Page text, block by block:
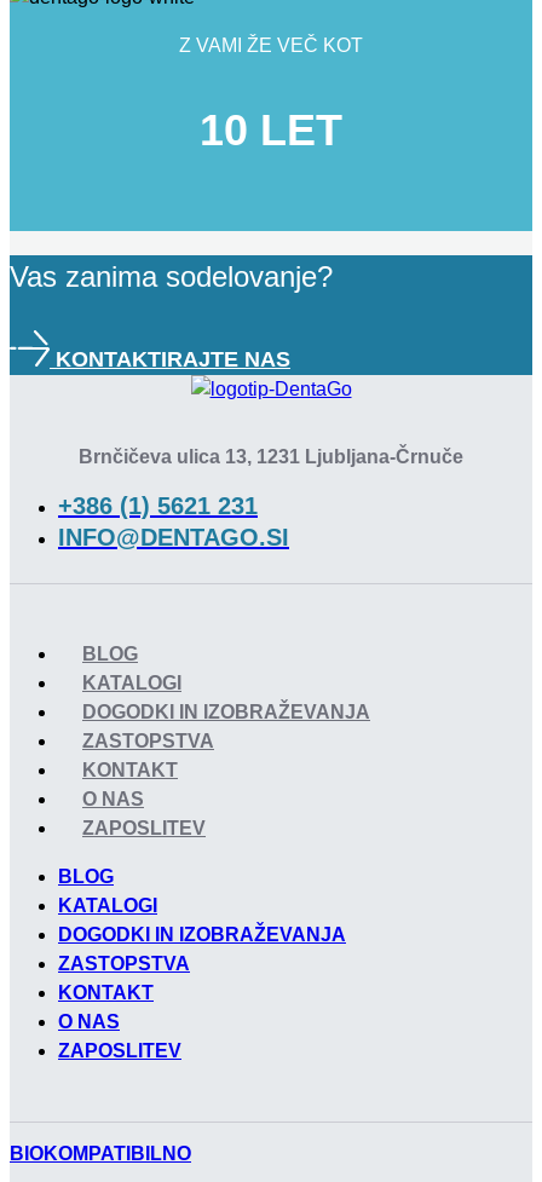
Z VAMI ŽE VEČ KOT
10 LET
Vas zanima sodelovanje?
KONTAKTIRAJTE NAS
Brnčičeva ulica 13, 1231 Ljubljana-Črnuče
+386 (1) 5621 231
INFO@DENTAGO.SI
BLOG
KATALOGI
DOGODKI IN IZOBRAŽEVANJA
ZASTOPSTVA
KONTAKT
O NAS
ZAPOSLITEV
BLOG
KATALOGI
DOGODKI IN IZOBRAŽEVANJA
ZASTOPSTVA
KONTAKT
O NAS
ZAPOSLITEV
BIOKOMPATIBILNO